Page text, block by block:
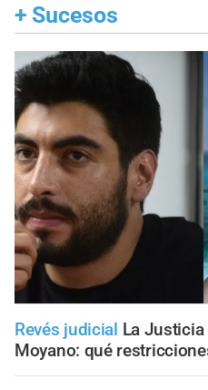
+ Sucesos
Revés judicial La
Moyano: qué